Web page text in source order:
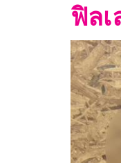
ฟิลเ